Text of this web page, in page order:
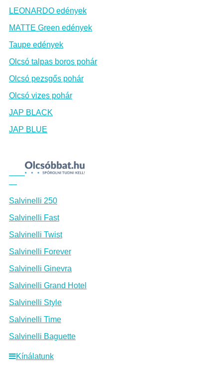
LEONARDO edények
MATTE Green edények
Taupe edények
Olcsó talpas boros pohár
Olcsó pezsgős pohár
Olcsó vizes pohár
JAP BLACK
JAP BLUE
Salvinelli 250
Salvinelli Fast
Salvinelli Twist
Salvinelli Forever
Salvinelli Ginevra
Salvinelli Grand Hotel
Salvinelli Style
Salvinelli Time
Salvinelli Baguette
Kínálatunk